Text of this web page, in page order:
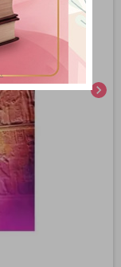
chevron_right